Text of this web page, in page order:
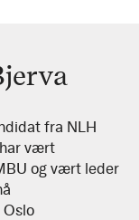
fra NLH
har vært
og vært leder